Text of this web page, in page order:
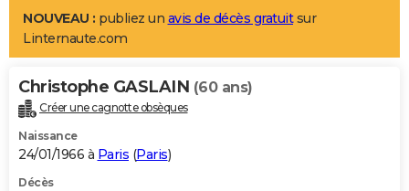
LIFESTYLE
Art de vivre
Bien-être
Loisirs
Mode
Modes de vie
Alimentation
Guide de la santé
Maladies
Médicaments
Sommeil
VOYAGE
Destinations
City break
Voyage nature
Voyage de noces
Forum
Climat
+PHOTO
GUIDES D'ACHAT
NOUVEAU : publiez un avis de décès gratuitsur
Linternaute.com
Christophe GASLAIN (60 ans)
Créer une cagnotte obsèques
Naissance
24/01/1966 à Paris (Paris)
Décès